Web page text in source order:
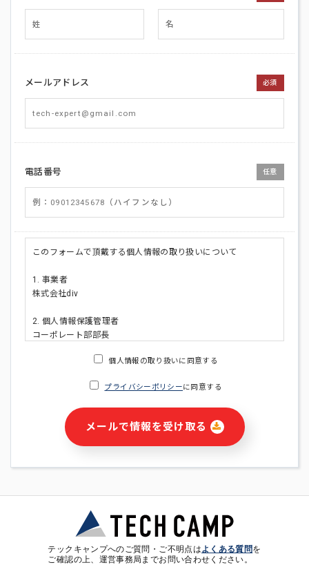
メールアドレス 必須
電話番号 任意
このフォームで頂戴する個人情報の取り扱いについて
1. 事業者
株式会社div
2. 個人情報保護管理者
コーポレート部部長
・ご請求された資料の送付のため
・本サービス及び本サービスに関連する情報(当社及び第三者の
サービス又は商品等の広告配信・宣伝を含みますが、それらに
・個人(法人の場合は担当者)を識別できない形式に加工した統
計情報の作成および利用
※上記の利用目的に基づいた本人への連絡及び配信について
個人情報の取り扱いに同意する
プライバシーポリシーに同意する
メールで情報を受け取る
テックキャンプへのご質問・ご不明点はよくある質問を
ご確認の上、運営事務局までお問い合わせください。